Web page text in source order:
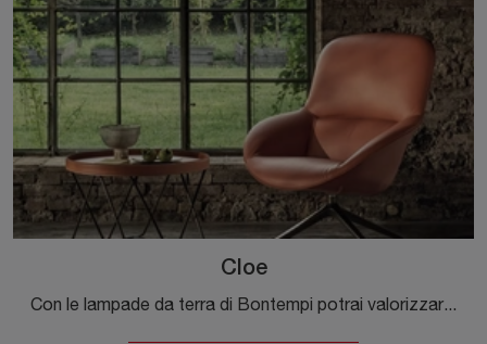
Cloe
Con le lampade da terra di Bontempi potrai valorizzare i tuoi locali: clicca e scopri Cloe!